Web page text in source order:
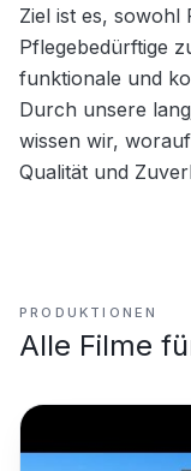
Ziel ist es, sowohl
Pflegebedürftige
funktionale und
Durch unsere
wissen wir,
Qualität und
PRODUKTIONEN
Alle Filme